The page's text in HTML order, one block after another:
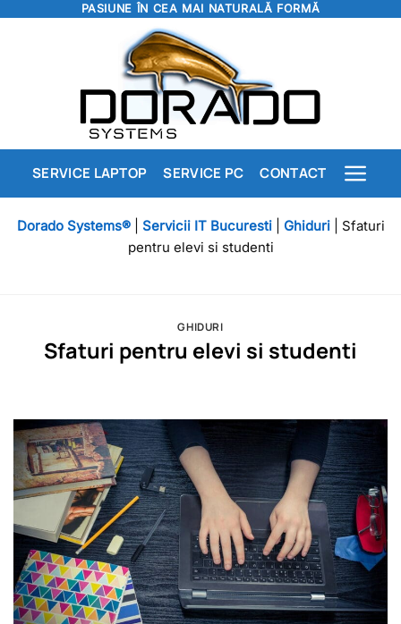
PASIUNE ÎN CEA MAI NATURALĂ FORMĂ
SERVICE LAPTOP SERVICE PC CONTACT
Dorado Systems®| Servicii IT Bucuresti| Ghiduri| Sfaturi
pentru elevi si studenti
GHIDURI
Sfaturi pentru elevi si studenti